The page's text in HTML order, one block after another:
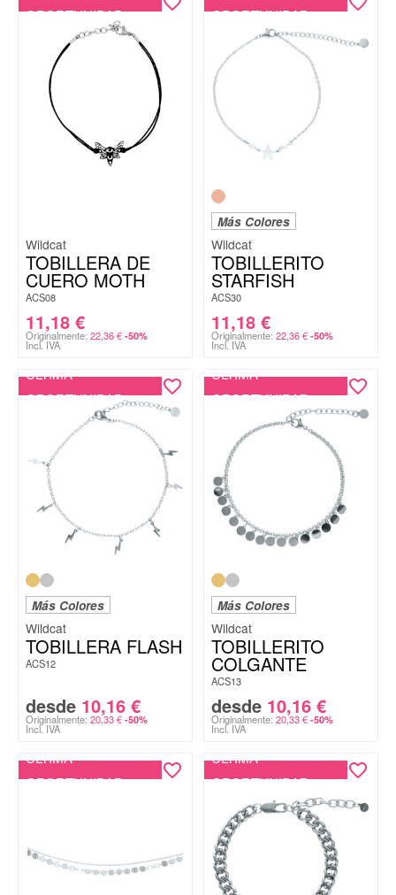
OPORTUNIDAD
Wildcat
TOBILLERA DE
CUERO MOTH
ACS08
11,18 €
Originalmente: 22,36€ -50%
Incl. IVA
OPORTUNIDAD
Más Colores
Wildcat
TOBILLERITO
STARFISH
ACS30
11,18 €
Originalmente: 22,36€ -50%
Incl. IVA
ÚLTIMA
OPORTUNIDAD
Más Colores
Wildcat
TOBILLERA FLASH
ACS12
desde 10,16 €
Originalmente: 20,33€ -50%
Incl. IVA
ÚLTIMA
OPORTUNIDAD
Más Colores
Wildcat
TOBILLERITO
COLGANTE
ACS13
desde 10,16 €
Originalmente: 20,33€ -50%
Incl. IVA
ÚLTIMA
OPORTUNIDAD
ÚLTIMA
OPORTUNIDAD